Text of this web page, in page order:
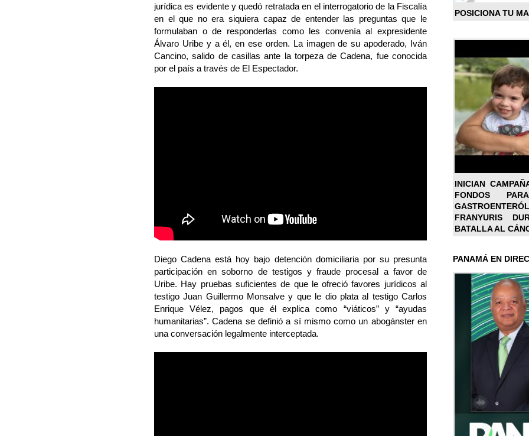
jurídica es evidente y quedó retratada en el interrogatorio de la Fiscalía
en el que no era siquiera capaz de entender las preguntas que le
formulaban o de responderlas como les convenía al expresidente
Álvaro Uribe y a él, en ese orden. La imagen de su apoderado, Iván
Cancino, salido de casillas ante la torpeza de Cadena, fue conocida
por el país a través de El Espectador.
Diego Cadena está hoy bajo detención domiciliaria por su presunta
participación en soborno de testigos y fraude procesal a favor de
Uribe. Hay pruebas suficientes de que le ofreció favores jurídicos al
testigo Juan Guillermo Monsalve y que le dio plata al testigo Carlos
Enrique Vélez, pagos que él explica como “viáticos” y “ayudas
humanitarias”. Cadena se definió a sí mismo como un abogánster en
una conversación legalmente interceptada.
POSICIONA TU
INICIAN
FONDOS
FRANYURIS
BATALLA AL
PANAMÁ EN